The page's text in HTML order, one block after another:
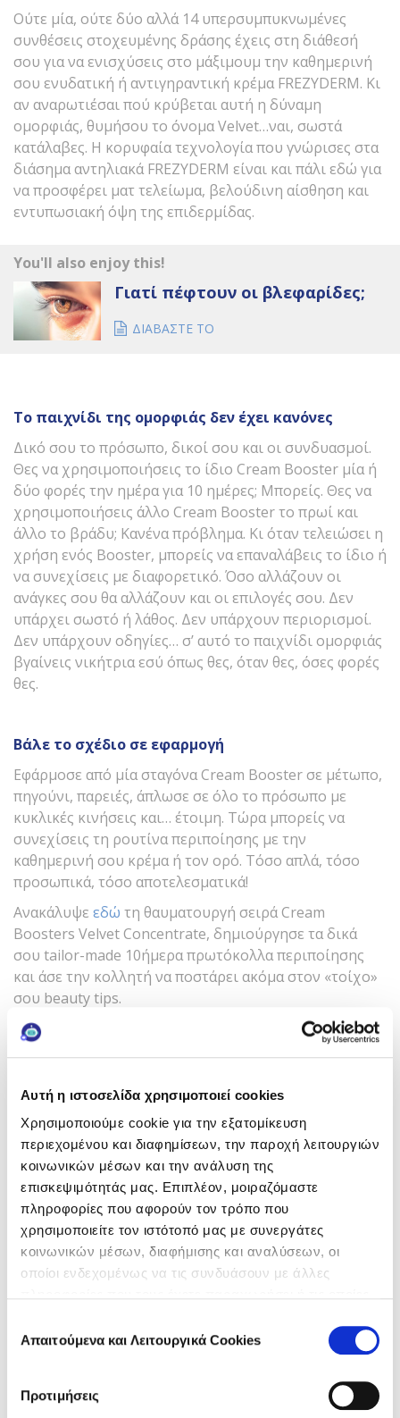
Αυτή η ιστοσελίδα χρησιμοποιεί cookies
Χρησιμοποιούμε cookie για την εξατομίκευση
περιεχομένου και διαφημίσεων, την παροχή λειτουργιών
κοινωνικών μέσων και την ανάλυση της
επισκεψιμότητάς μας. Επιπλέον, μοιραζόμαστε
πληροφορίες που αφορούν τον τρόπο που
χρησιμοποιείτε τον ιστότοπό μας με συνεργάτες
κοινωνικών μέσων, διαφήμισης και αναλύσεων, οι
οποίοι ενδεχομένως να τις συνδυάσουν με άλλες
των υπηρεσιών τους.
συγκατάθεσης
Απαιτούμενα και Λειτουργικά Cookies
Προτιμήσεις
Ούτε μία, ούτε δύο αλλά 14 υπερσυμπυκνωμένες
συνθέσεις στοχευμένης δράσης έχεις στη διάθεσή
σου για να ενισχύσεις στο μάξιμουμ την καθημερινή
σου ενυδατική ή αντιγηραντική κρέμα FREZYDERM. Κι
αν αναρωτιέσαι πού κρύβεται αυτή η δύναμη
ομορφιάς, θυμήσου το όνομα Velvet…ναι, σωστά
κατάλαβες. Η κορυφαία τεχνολογία που γνώρισες στα
διάσημα αντηλιακά FREZYDERM είναι και πάλι εδώ για
να προσφέρει ματ τελείωμα, βελούδινη αίσθηση και
εντυπωσιακή όψη της επιδερμίδας.
You'll also enjoy this!
Γιατί πέφτουν οι βλεφαρίδες;
ΔΙΑΒΑΣΤΕ ΤΟ
Το παιχνίδι της ομορφιάς δεν έχει κανόνες
Δικό σου το πρόσωπο, δικοί σου και οι συνδυασμοί.
Θες να χρησιμοποιήσεις το ίδιο Cream Booster μία ή
δύο φορές την ημέρα για 10 ημέρες; Μπορείς. Θες να
χρησιμοποιήσεις άλλο Cream Booster το πρωί και
άλλο το βράδυ; Κανένα πρόβλημα. Κι όταν τελειώσει η
χρήση ενός Booster, μπορείς να επαναλάβεις το ίδιο ή
να συνεχίσεις με διαφορετικό. Όσο αλλάζουν οι
ανάγκες σου θα αλλάζουν και οι επιλογές σου. Δεν
υπάρχει σωστό ή λάθος. Δεν υπάρχουν περιορισμοί.
Δεν υπάρχουν οδηγίες… σ’ αυτό το παιχνίδι ομορφιάς
βγαίνεις νικήτρια εσύ όπως θες, όταν θες, όσες φορές
θες.
Βάλε το σχέδιο σε εφαρμογή
Εφάρμοσε από μία σταγόνα Cream Booster σε μέτωπο,
πηγούνι, παρειές, άπλωσε σε όλο το πρόσωπο με
κυκλικές κινήσεις και… έτοιμη. Τώρα μπορείς να
συνεχίσεις τη ρουτίνα περιποίησης με την
καθημερινή σου κρέμα ή τον ορό. Τόσο απλά, τόσο
προσωπικά, τόσο αποτελεσματικά!
Ανακάλυψε εδώ τη θαυματουργή σειρά Cream
Boosters Velvet Concentrate, δημιούργησε τα δικά
σου tailor-made 10ήμερα πρωτόκολλα περιποίησης
και άσε την κολλητή να ποστάρει ακόμα στον «τοίχο»
σου beauty tips.
Θέλεις να λαμβάνεις τα
άρθρα του μήνα στο
inbox σου;
Κάνε εγγραφή στο
newsletter της
Frezyderm!
Απορρήτου
*
Κάνε εγγραφή στο newsletter
της FREZYDERM και κέρδισε!
Με την εγγραφή σου θα λαμβάνεις
νέους διαγωνισμούς, ενώ έχεις τη